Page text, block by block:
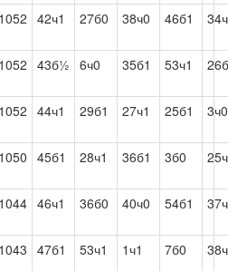
1052 42ч1 27б0 38ч0 46б1
1052 43б½ 6ч0 35б1 53ч1
1052 44ч1 29б1 27ч1 25б1 3ч0
1050 45б1 28ч1 36б1 3б0
1044 46ч1 36б0 40ч0 54б1
1043 47б1 53ч1 1ч1 7б0